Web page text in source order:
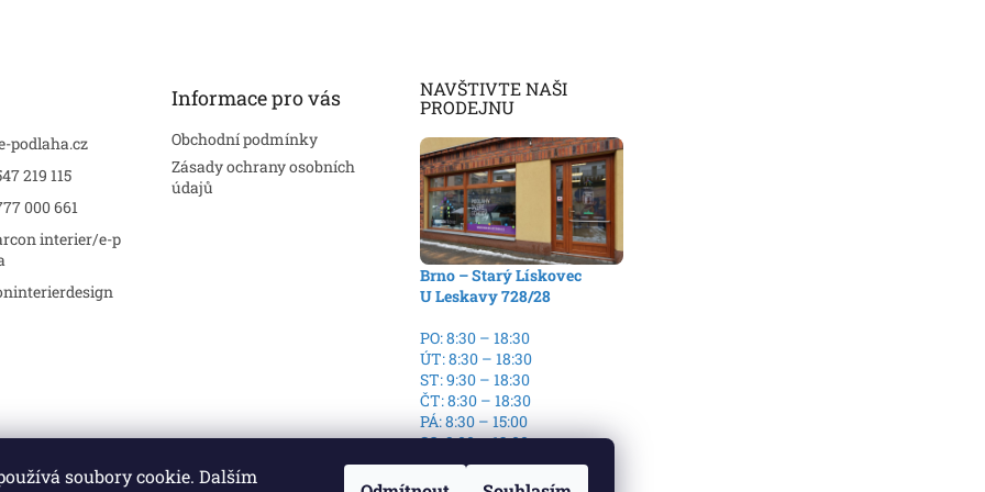
soubory cookie. Dalším
p
i
s
u
podlaha.cz
219 115
000 661
interier/e-p
Informace pro vás
Obchodní podmínky
Zásady ochrany osobních
údajů
NAVŠTIVTE NAŠI
PRODEJNU
Brno – Starý Lískovec
U Leskavy 728/28
PO: 8:30 – 18:30
ÚT: 8:30 – 18:30
ST: 9:30 – 18:30
ČT: 8:30 – 18:30
PÁ: 8:30 – 15:00
SO: 9:00 – 13:00
NE: Zavřeno